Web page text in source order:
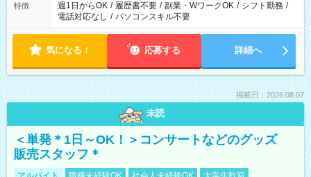
特徴 週1日からOK / 履歴書不要 / 副業・WワークOK / シフト勤務 /
電話対応なし / パソコンスキル不要
気になる！ 応募する 詳細へ
掲載日：2026.08.07
未読
＜単発＊1日～OK！＞コンサートなどのグッズ
販売スタッフ＊